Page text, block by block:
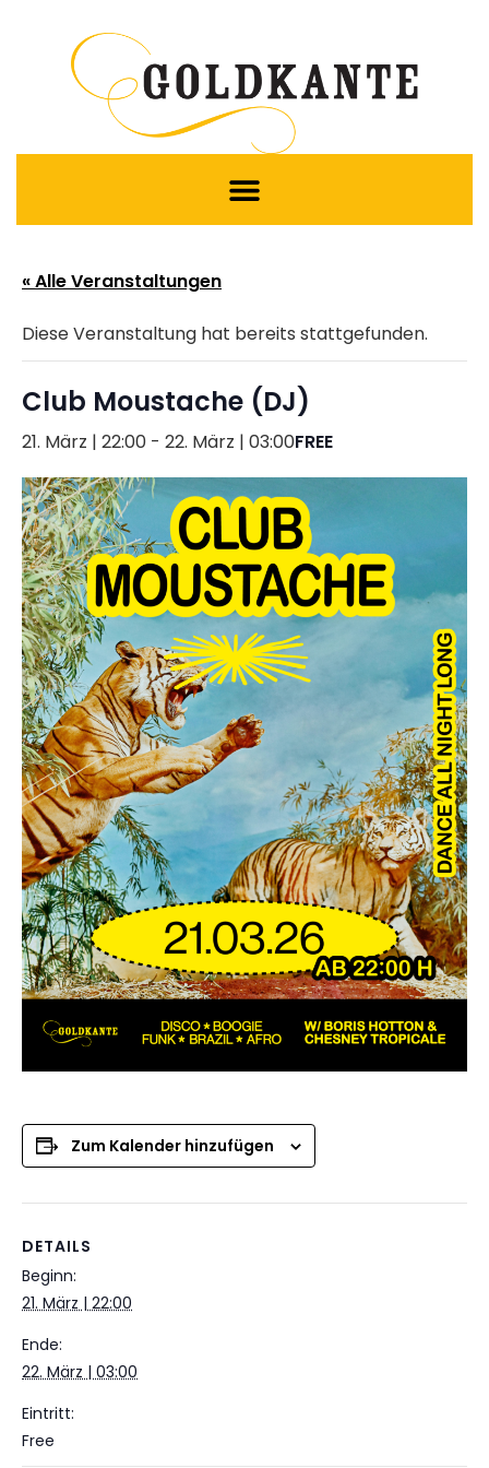
« Alle Veranstaltungen
Diese Veranstaltung hat bereits stattgefunden.
Club Moustache (DJ)
21. März | 22:00 - 22. März | 03:00FREE
Zum Kalender hinzufügen
DETAILS
Beginn:
21. März | 22:00
Ende:
22. März | 03:00
Eintritt:
Free